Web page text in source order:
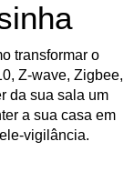
transformar o
Z-wave, Zigbee,
da sua sala um
a sua casa em
vigilância.